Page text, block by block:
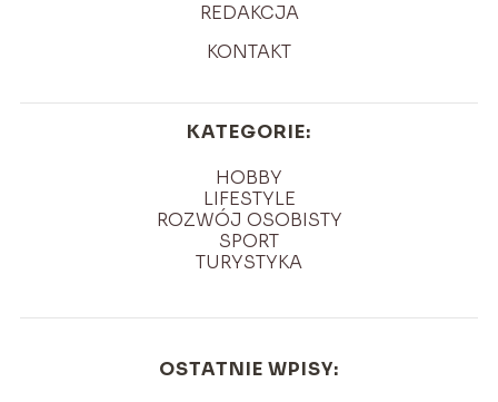
REDAKCJA
KONTAKT
KATEGORIE:
HOBBY
LIFESTYLE
ROZWÓJ OSOBISTY
SPORT
TURYSTYKA
OSTATNIE WPISY: